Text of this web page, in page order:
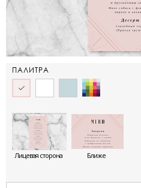
ПАЛИТРА
Лицевая сторона Ближе